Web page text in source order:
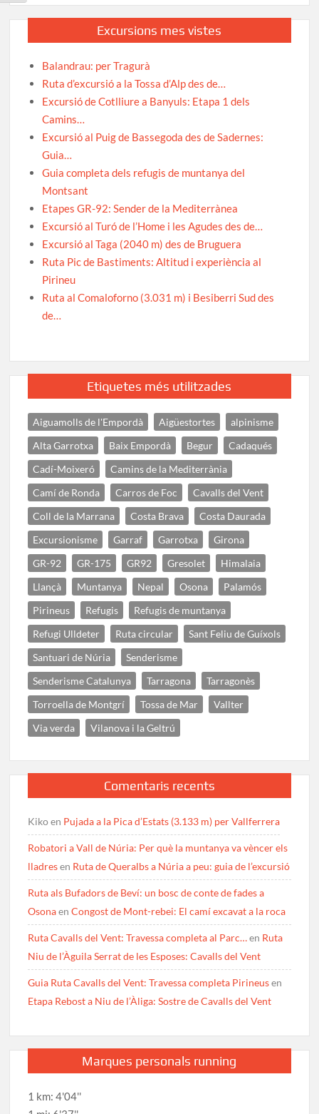
Excursions mes vistes
Balandrau: per Tragurà
Ruta d’excursió a la Tossa d’Alp des de…
Excursió de Cotlliure a Banyuls: Etapa 1 dels
Camins…
Excursió al Puig de Bassegoda des de Sadernes:
Guia…
Guia completa dels refugis de muntanya del
Montsant
Etapes GR-92: Sender de la Mediterrànea
Excursió al Turó de l’Home i les Agudes des de…
Excursió al Taga (2040 m) des de Bruguera
Ruta Pic de Bastiments: Altitud i experiència al
Pirineu
Ruta al Comaloforno (3.031 m) i Besiberri Sud des
de…
Etiquetes més utilitzades
Aiguamolls de l'Empordà Aigüestortes
alpinisme
Alta Garrotxa
Baix Empordà Begur
Cadaqués
Cadí-Moixeró
Camins de la Mediterrània
Camí de Ronda
Carros de Foc
Cavalls del Vent
Coll de la Marrana
Costa Brava
Costa Daurada
Excursionisme
Garraf Garrotxa
Girona
GR-92
GR-175 GR92 Gresolet
Himalaia
Llançà
Muntanya Nepal Osona
Palamós
Pirineus
Refugis
Refugis de muntanya
Refugi Ulldeter
Ruta circular
Sant Feliu de Guíxols
Santuari de Núria
Senderisme
Senderisme Catalunya
Tarragona
Tarragonès
Torroella de Montgrí
Tossa de Mar
Vallter
Via verda
Vilanova i la Geltrú
Comentaris recents
Kikoen Pujada a la Pica d’Estats (3.133 m) per Vallferrera
Robatori a Vall de Núria: Per què la muntanya va vèncer els
lladresen Ruta de Queralbs a Núria a peu: guia de l’excursió
Ruta als Bufadors de Beví: un bosc de conte de fades a
OsonaenCongost de Mont-rebei: El camí excavat a la roca
Ruta Cavalls del Vent: Travessa completa al Parc…en Ruta
Niu de l’Àguila Serrat de les Esposes: Cavalls del Vent
Guia Ruta Cavalls del Vent: Travessa completa Pirineusen
Etapa Rebost a Niu de l’Àliga: Sostre de Cavalls del Vent
Marques personals running
1 km: 4'04''